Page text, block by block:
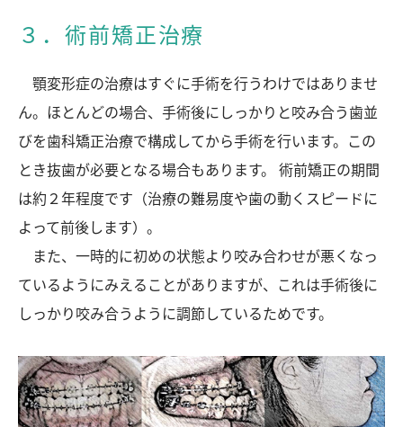
３．術前矯正治療
顎変形症の治療はすぐに手術を行うわけではありませ
ん。ほとんどの場合、手術後にしっかりと咬み合う歯並
びを歯科矯正治療で構成してから手術を行います。この
とき抜歯が必要となる場合もあります。 術前矯正の期間
は約２年程度です（治療の難易度や歯の動くスピードに
よって前後します）。
また、一時的に初めの状態より咬み合わせが悪くなっ
ているようにみえることがありますが、これは手術後に
しっかり咬み合うように調節しているためです。